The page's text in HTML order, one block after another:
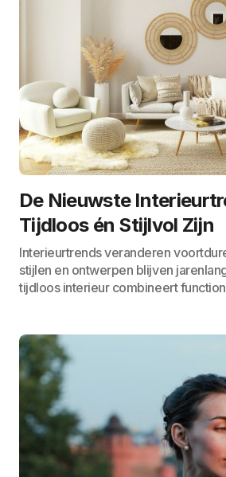
De Nieuwste
Tijdloos én Stijlvol Zijn
Interieurtrends veranderen
stijlen en ontwerpen blijven
tijdloos interieur combineert